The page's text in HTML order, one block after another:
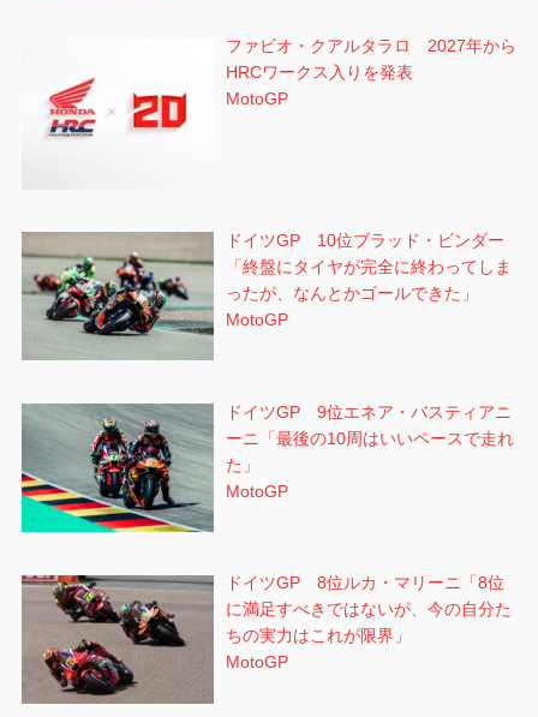
ファビオ・クアルタラロ 2027年から
HRCワークス入りを発表
MotoGP
ドイツGP 10位ブラッド・ビンダー
「終盤にタイヤが完全に終わってしま
ったが、なんとかゴールできた」
MotoGP
ドイツGP 9位エネア・バスティアニ
ーニ「最後の10周はいいペースで走れ
た」
MotoGP
ドイツGP 8位ルカ・マリーニ「8位
に満足すべきではないが、今の自分た
ちの実力はこれが限界」
MotoGP